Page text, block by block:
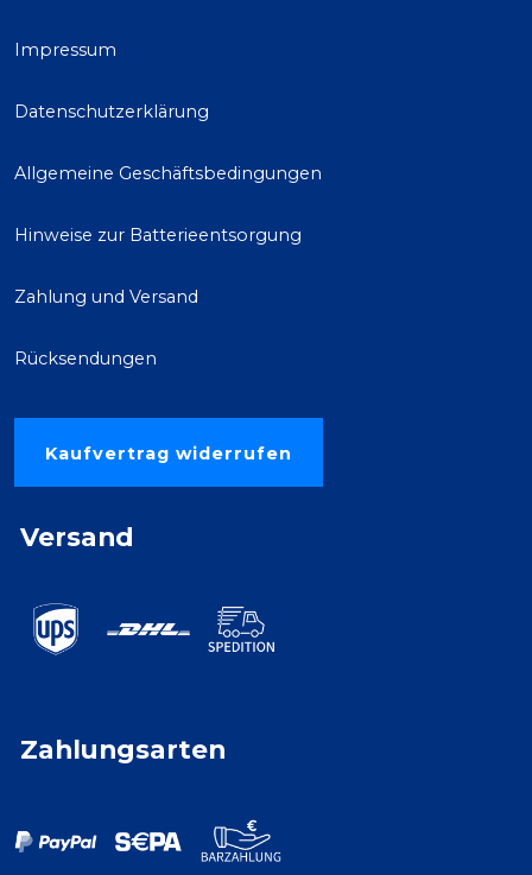
Impressum
Datenschutzerklärung
Allgemeine Geschäftsbedingungen
Hinweise zur Batterieentsorgung
Zahlung und Versand
Rücksendungen
Kaufvertrag widerrufen
Versand
Zahlungsarten